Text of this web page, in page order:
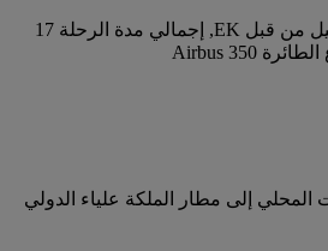
رقم الرحلة 311 يتم التشغيل من قبل EK, إجمالي مدة الرحلة 17
بالتوقيت المحلي إلى مطار الملكة علياء الدولي